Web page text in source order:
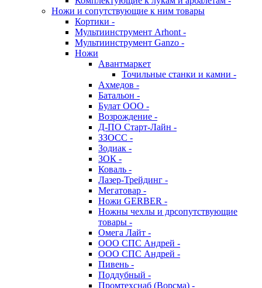
Ножи и сопутствующие к ним товары
Кортики -
Мультиинструмент Arhont -
Мультиинструмент Ganzo -
Ножи
Авантмаркет
Точильные станки и камни -
Ахмедов -
Батальон -
Булат ООО -
Возрождение -
Д-ПО Старт-Лайн -
ЗЗОСС -
Зодиак -
ЗОК -
Коваль -
Лазер-Трейдинг -
Мегатовар -
Ножи GERBER -
Ножны чехлы и дрсопутствующие
товары -
Омега Лайт -
ООО СПС Андрей -
ООО СПС Андрей -
Пивень -
Поддубный -
Промтехснаб (Ворсма) -